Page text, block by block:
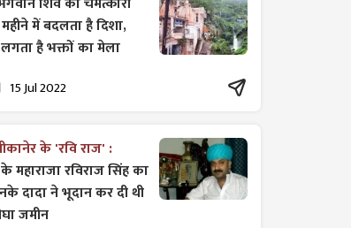
में बदलता है दिशा,
है भक्तों का मेला
15 Jul 2022
के 'रवि राज' :
महाराजा रविराज सिंह का
दादा ने भूदान कर दी थी
जमीन